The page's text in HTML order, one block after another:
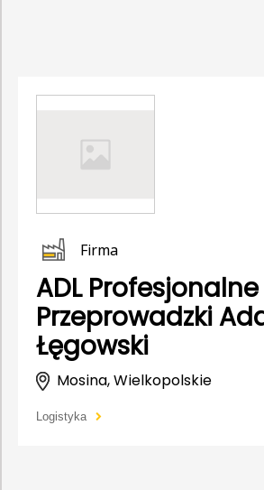
Firma
ADL Profesjonalne
Przeprowadzki
Łęgowski
Mosina, Wielkopolskie
Logistyka